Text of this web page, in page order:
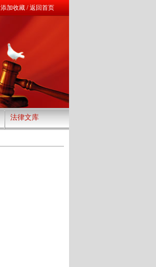
添加收藏/返回首页
法律文库